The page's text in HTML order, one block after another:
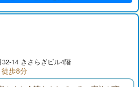
14 きさらぎビル4階
歩8分